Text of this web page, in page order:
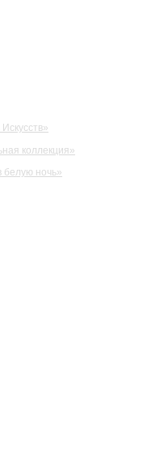
коллекция»
белую ночь»